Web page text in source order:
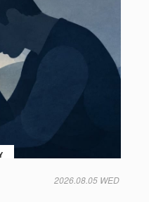
2026.08.05 WED